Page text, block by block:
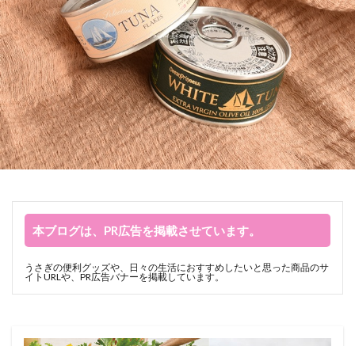
本ブログは、PR広告を掲載させています。
うさぎの便利グッズや、日々の生活におすすめしたいと思った商品のサ
イトURLや、PR広告バナーを掲載しています。